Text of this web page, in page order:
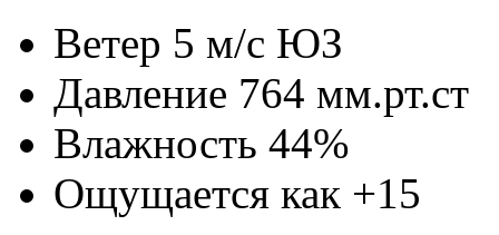
Ветер 5 м/с ЮЗ
Давление 764 мм.рт.ст
Влажность 44%
Ощущается как +15